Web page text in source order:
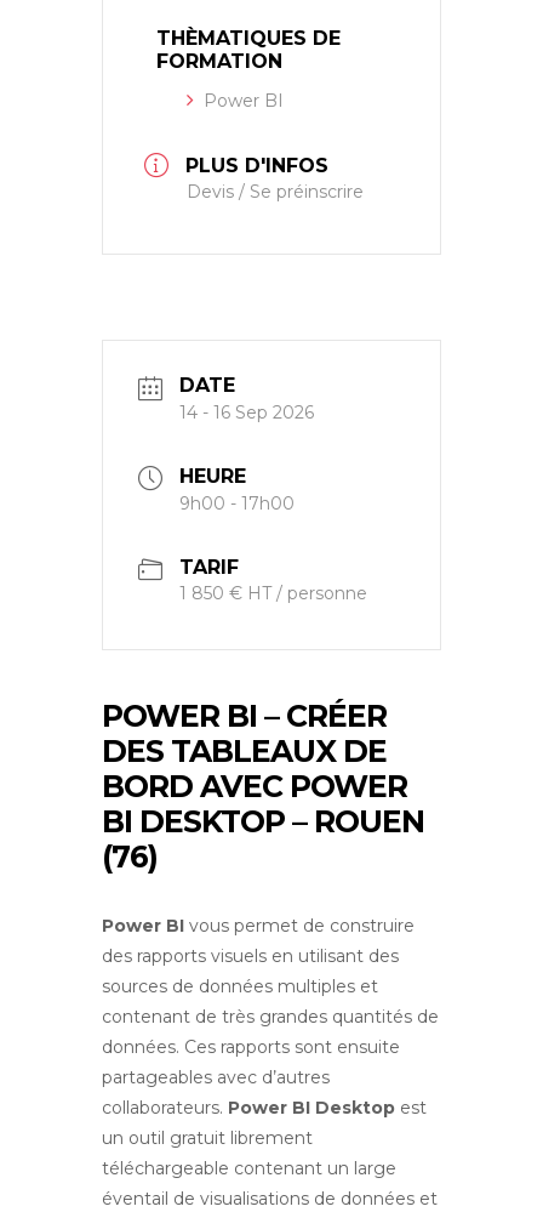
THÈMATIQUES DE
FORMATION
Power BI
PLUS D'INFOS
Devis / Se préinscrire
DATE
14 - 16 Sep 2026
HEURE
9h00 - 17h00
TARIF
1 850 € HT / personne
POWER BI – CRÉER
DES TABLEAUX DE
BORD AVEC POWER
BI DESKTOP – ROUEN
(76)
Power BI vous permet de construire
des rapports visuels en utilisant des
sources de données multiples et
contenant de très grandes quantités de
données. Ces rapports sont ensuite
partageables avec d’autres
collaborateurs. Power BI Desktop est
un outil gratuit librement
téléchargeable contenant un large
éventail de visualisations de données et